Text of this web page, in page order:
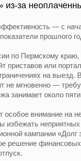
из-за
— с
прошлого
по Пермскому краю,
или портал
на выезд.
не мгновенно —
занимает около
внимание на
избежать
кампании «Долг
решение